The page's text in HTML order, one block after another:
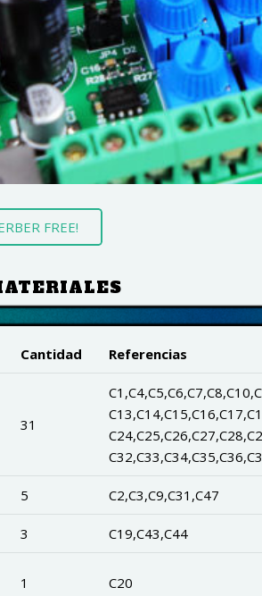
FREE!
Cantidad Referencias
31
5 C2,C3,C9,C31,C47
3 C19,C43,C44
1 C20